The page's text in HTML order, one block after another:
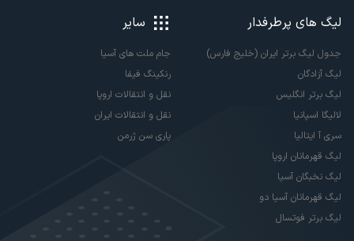
لیگ های پرطرفدار
جدول لیگ برتر ایران (خلیج فارس)
لیگ آزادگان
لیگ برتر انگلیس
لالیگا اسپانیا
سری آ ایتالیا
لیگ قهرمانان اروپا
لیگ نخبگان آسیا
لیگ قهرمانان آسیا دو
لیگ برتر فوتسال
سایر
جام ملت های آسیا
رنکینگ فیفا
نقل و انتقالات اروپا
نقل و انتقالات ایران
پاری سن ژرمن